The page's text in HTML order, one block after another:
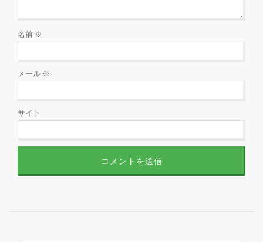
名前 ※
メール ※
サイト